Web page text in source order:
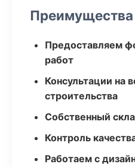
Предоставляем
работ
Консультации на
строительства
Собственный
Контроль
Работаем с